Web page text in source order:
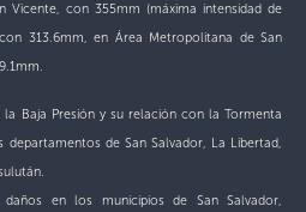
Vicente, con 355mm (máxima intensidad de
313.6mm, en Área Metropolitana de San
Baja Presión y su relación con la Tormenta
de San Salvador, La Libertad,
en los municipios de San Salvador,